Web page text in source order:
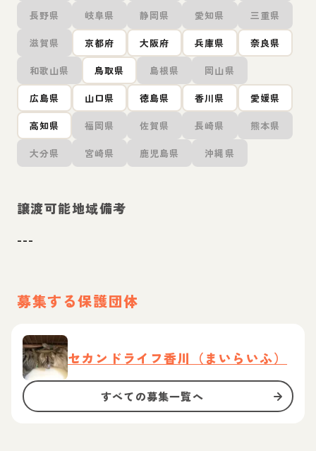
長野県 岐阜県 静岡県 愛知県 三重県
滋賀県 京都府 大阪府 兵庫県 奈良県
和歌山県 鳥取県 島根県 岡山県
広島県 山口県 徳島県 香川県 愛媛県
高知県 福岡県 佐賀県 長崎県 熊本県
大分県 宮崎県 鹿児島県 沖縄県
譲渡可能地域備考
---
募集する保護団体
セカンドライフ香川（まいらいふ）
すべての募集一覧へ